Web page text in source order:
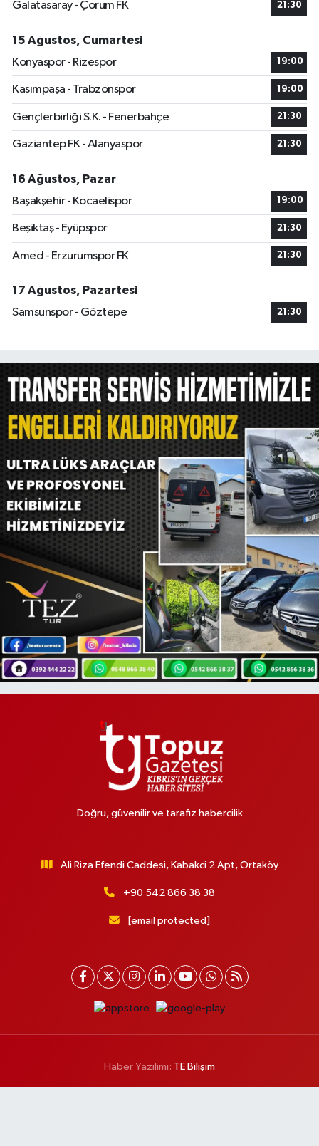
Galatasaray - Çorum FK
21:30
15 Ağustos, Cumartesi
Konyaspor - Rizespor
19:00
Kasımpaşa - Trabzonspor 19:00
Gençlerbirliği S.K. - Fenerbahçe 21:30
Gaziantep FK - Alanyaspor 21:30
16 Ağustos, Pazar
Başakşehir - Kocaelispor
19:00
Beşiktaş - Eyüpspor 21:30
Amed - Erzurumspor FK 21:30
17 Ağustos, Pazartesi
Samsunspor - Göztepe
21:30
Doğru, güvenilir ve tarafız habercilik
Ali Riza Efendi Caddesi, Kabakci 2 Apt, Ortaköy
+90 542 866 38 38
[email protected]
Haber Yazılımı: TE Bilişim